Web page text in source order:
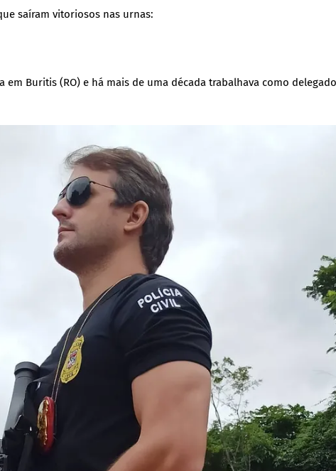
saíram vitoriosos nas urnas:
em Buritis (RO) e há mais de uma década trabalhava como